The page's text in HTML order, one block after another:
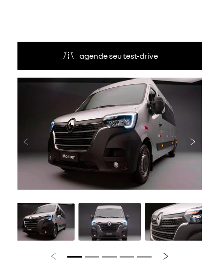
agende seu test-drive
Anterior
Anterior Próximo